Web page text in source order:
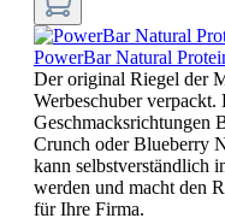
PowerBar Natural
Der original Riegel der
Werbeschuber
Geschmacksrichtungen
Crunch oder Blueberry
kann selbstverständlich
werden und macht den
für Ihre Firma.